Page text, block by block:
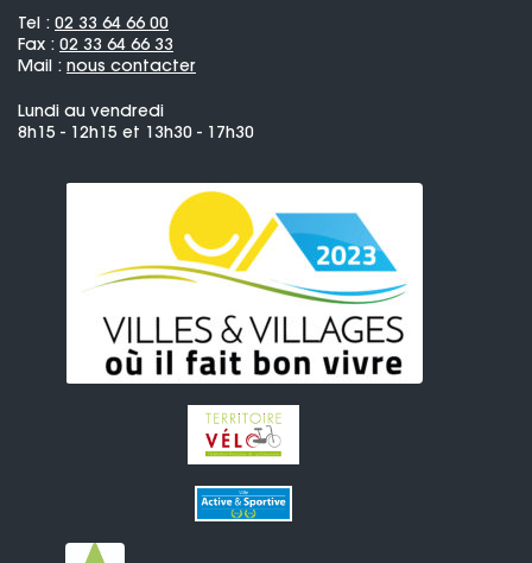
Tel : 02 33 64 66 00
Fax : 02 33 64 66 33
Mail : nous contacter
Lundi au vendredi
8h15 - 12h15 et 13h30 - 17h30